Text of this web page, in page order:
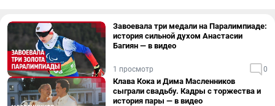
Завоевала три медали на Паралимпиаде:
история сильной духом Анастасии
Багиян — в видео
1 просмотр 0
Клава Кока и Дима Масленников
сыграли свадьбу. Кадры с торжества и
история пары — в видео